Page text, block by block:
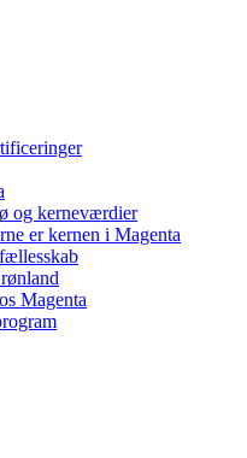
og kerneværdier
er kernen i Magenta
Magenta​